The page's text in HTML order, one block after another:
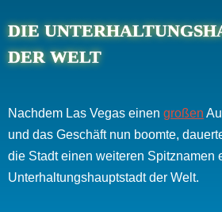
DIE
DER WELT
Nachdem Las Vegas einen großen
und das Geschäft nun boomte,
die Stadt einen weiteren Spitznamen
Unterhaltungshauptstadt der Welt.